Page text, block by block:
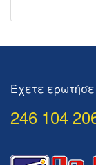
Έχετε
246 104